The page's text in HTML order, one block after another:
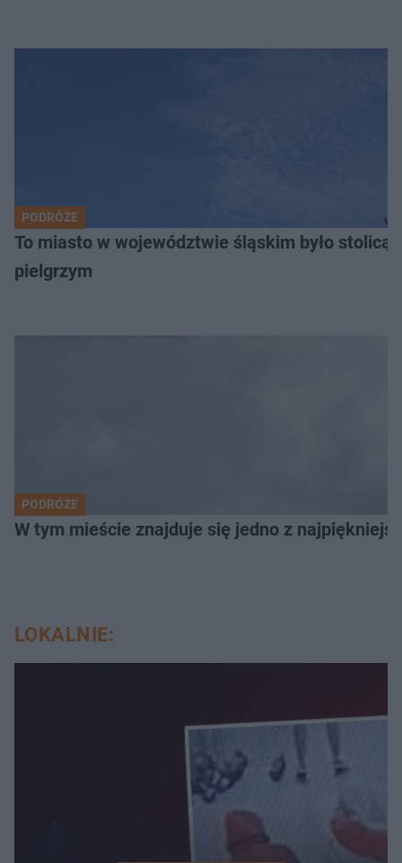
PODRÓŻE
To miasto w województwie śląskim było
pielgrzym
PODRÓŻE
W tym mieście znajduje się jedno z
LOKALNIE: